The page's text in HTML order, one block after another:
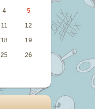
4 5
11 12
18 19
25 26